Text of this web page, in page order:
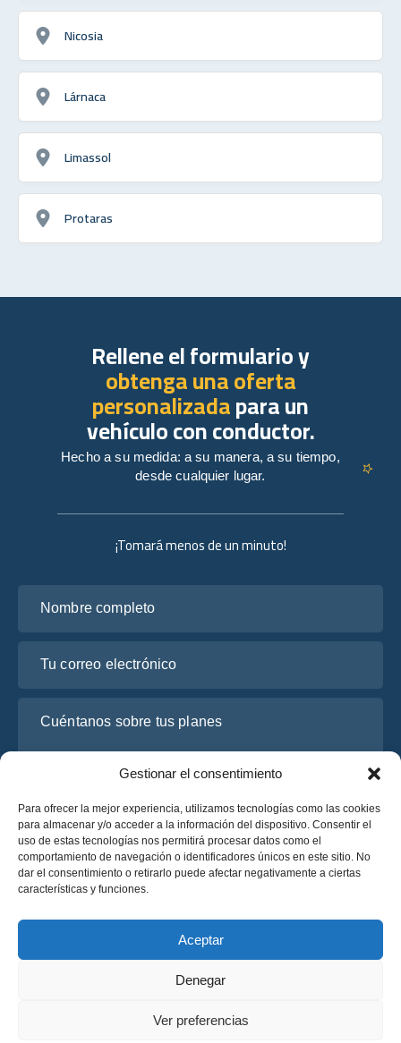
Gestionar el consentimiento
Para ofrecer la mejor experiencia, utilizamos tecnologías como las cookies
para almacenar y/o acceder a la información del dispositivo. Consentir el
uso de estas tecnologías nos permitirá procesar datos como el
comportamiento de navegación o identificadores únicos en este sitio. No
dar el consentimiento o retirarlo puede afectar negativamente a ciertas
características y funciones.
Aceptar
Denegar
Ver preferencias
Nicosia
Lárnaca
Limassol
Protaras
¡Tomará menos de un minuto!
He leído y acepto la
Solicite un presupuesto
Solicite un presupuesto
Rellene el formulario y
obtenga una oferta
personalizadapara un
vehículo con conductor.
Hecho a su medida: a su manera, a su tiempo,
desde cualquier lugar.